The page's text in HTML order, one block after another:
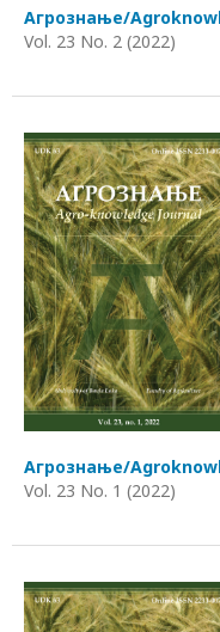
Агрознање/
Vol. 23 No. 2 (2022)
Агрознање/
Vol. 23 No. 1 (2022)